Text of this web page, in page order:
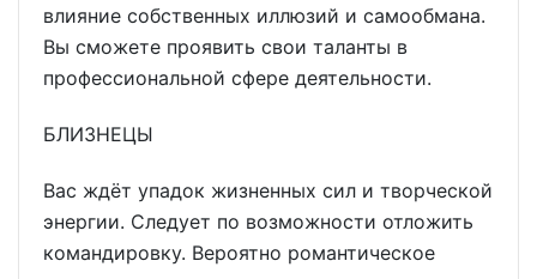
влияние собственных иллюзий и самообмана.
Вы сможете проявить свои таланты в
профессиональной сфере деятельности.
БЛИЗНЕЦЫ
Вас ждёт упадок жизненных сил и творческой
энергии. Следует по возможности отложить
командировку. Вероятно романтическое